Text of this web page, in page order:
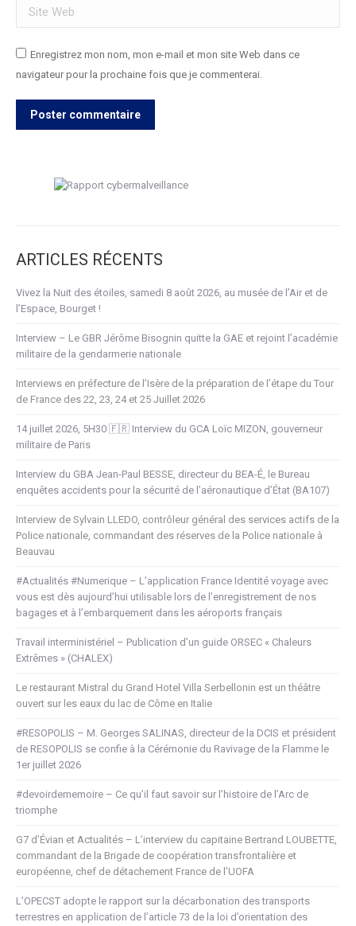
Site Web
Enregistrez mon nom, mon e-mail et mon site Web dans ce
navigateur pour la prochaine fois que je commenterai.
Poster commentaire
ARTICLES RÉCENTS
Vivez la Nuit des étoiles, samedi 8 août 2026, au musée de l’Air et de
l’Espace, Bourget !
Interview – Le GBR Jérôme Bisognin quitte la GAE et rejoint l’académie
militaire de la gendarmerie nationale
Interviews en préfecture de l’Isère de la préparation de l’étape du Tour
de France des 22, 23, 24 et 25 Juillet 2026
14 juillet 2026, 5H30 🇫🇷 Interview du GCA Loïc MIZON, gouverneur
militaire de Paris
Interview du GBA Jean-Paul BESSE, directeur du BEA-É, le Bureau
enquêtes accidents pour la sécurité de l’aéronautique d’État (BA107)
Interview de Sylvain LLEDO, contrôleur général des services actifs de la
Police nationale, commandant des réserves de la Police nationale à
Beauvau
#Actualités #Numerique – L’application France Identité voyage avec
vous est dès aujourd’hui utilisable lors de l’enregistrement de nos
bagages et à l’embarquement dans les aéroports français
Travail interministériel – Publication d’un guide ORSEC « Chaleurs
Extrêmes » (CHALEX)
Le restaurant Mistral du Grand Hotel Villa Serbellonin est un théâtre
ouvert sur les eaux du lac de Côme en Italie
#RESOPOLIS – M. Georges SALINAS, directeur de la DCIS et président
de RESOPOLIS se confie à la Cérémonie du Ravivage de la Flamme le
1er juillet 2026
#devoirdememoire – Ce qu’il faut savoir sur l’histoire de l’Arc de
triomphe
G7 d’Évian et Actualités – L’interview du capitaine Bertrand LOUBETTE,
commandant de la Brigade de coopération transfrontalière et
européenne, chef de détachement France de l’UOFA
L’OPECST adopte le rapport sur la décarbonation des transports
terrestres en application de l’article 73 de la loi d’orientation des